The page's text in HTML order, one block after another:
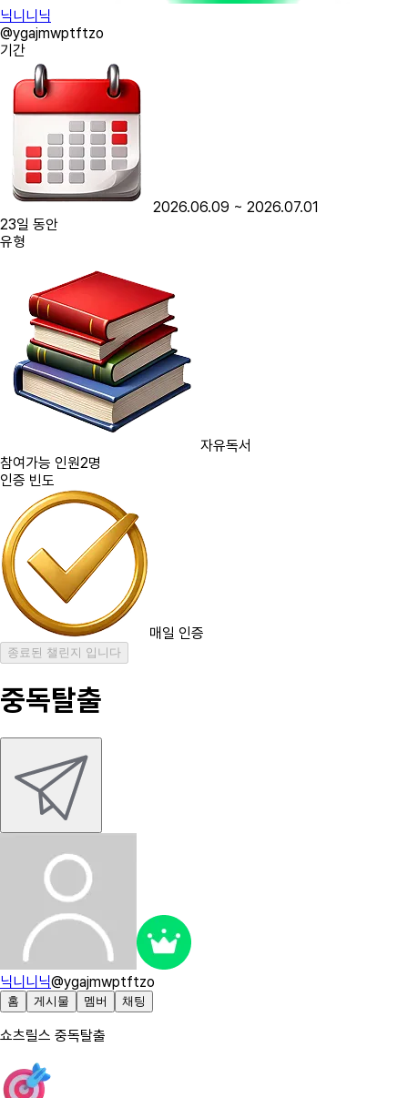
닉니니닉
@ygajmwptftzo
기간
2026.06.09 ~ 2026.07.01
23일 동안
유형
자유독서
참여가능 인원2명
인증 빈도
매일 인증
종료된 챌린지 입니다
중독탈출
닉니니닉@ygajmwptftzo
홈 게시물 멤버 채팅
쇼츠릴스 중독탈출